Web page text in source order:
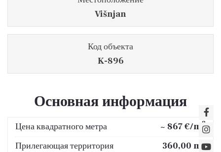
Višnjan
Код объекта
K-896
Основная информация
Цена квадратного метра ~ 867 €/m 2
Прилегающая территория 360,00 m2